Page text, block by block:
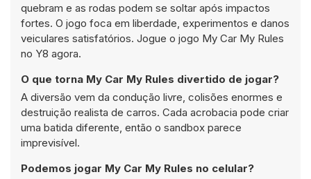
quebram e as rodas podem se soltar após impactos
fortes. O jogo foca em liberdade, experimentos e danos
veiculares satisfatórios. Jogue o jogo My Car My Rules
no Y8 agora.
O que torna My Car My Rules divertido de jogar?
A diversão vem da condução livre, colisões enormes e
destruição realista de carros. Cada acrobacia pode criar
uma batida diferente, então o sandbox parece
imprevisível.
Podemos jogar My Car My Rules no celular?